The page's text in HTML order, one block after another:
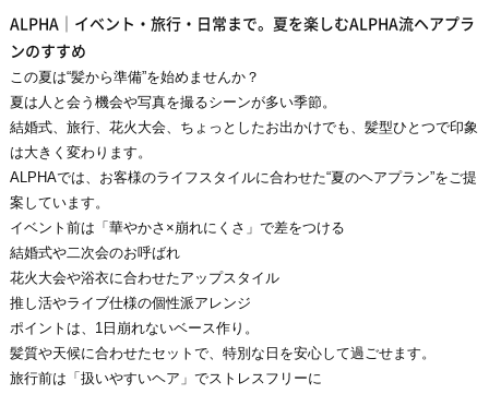
ALPHA｜イベント・旅行・日常まで。夏を楽しむALPHA流ヘアプラ
ンのすすめ
この夏は“髪から準備”を始めませんか？
夏は人と会う機会や写真を撮るシーンが多い季節。
結婚式、旅行、花火大会、ちょっとしたお出かけでも、髪型ひとつで印象
は大きく変わります。
ALPHAでは、お客様のライフスタイルに合わせた“夏のヘアプラン”をご提
案しています。
イベント前は「華やかさ×崩れにくさ」で差をつける
結婚式や二次会のお呼ばれ
花火大会や浴衣に合わせたアップスタイル
推し活やライブ仕様の個性派アレンジ
ポイントは、1日崩れないベース作り。
髪質や天候に合わせたセットで、特別な日を安心して過ごせます。
旅行前は「扱いやすいヘア」でストレスフリーに